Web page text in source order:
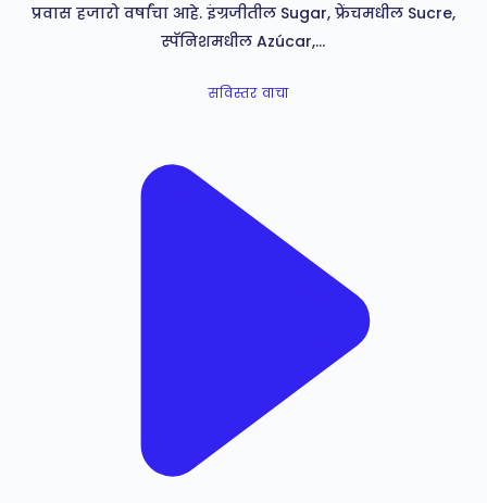
प्रवास हजारो वर्षांचा आहे. इंग्रजीतील Sugar, फ्रेंचमधील Sucre,
स्पॅनिशमधील Azúcar,…
सविस्तर वाचा